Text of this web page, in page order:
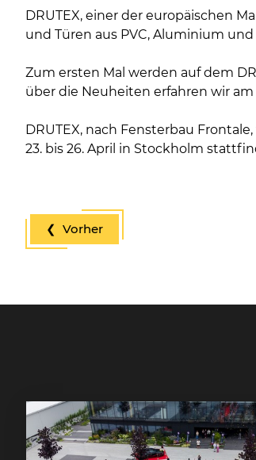
DRUTEX, einer der europäischen
und Türen aus PVC, Aluminium
Zum ersten Mal werden auf dem
über die Neuheiten erfahren wir am
DRUTEX, nach Fensterbau
23. bis 26. April in Stockholm
❮ Vorher